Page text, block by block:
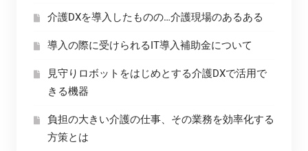
介護DXを導入したものの…介護現場のあるある
導入の際に受けられるIT導入補助金について
見守りロボットをはじめとする介護DXで活用で
きる機器
負担の大きい介護の仕事、その業務を効率化する
方策とは